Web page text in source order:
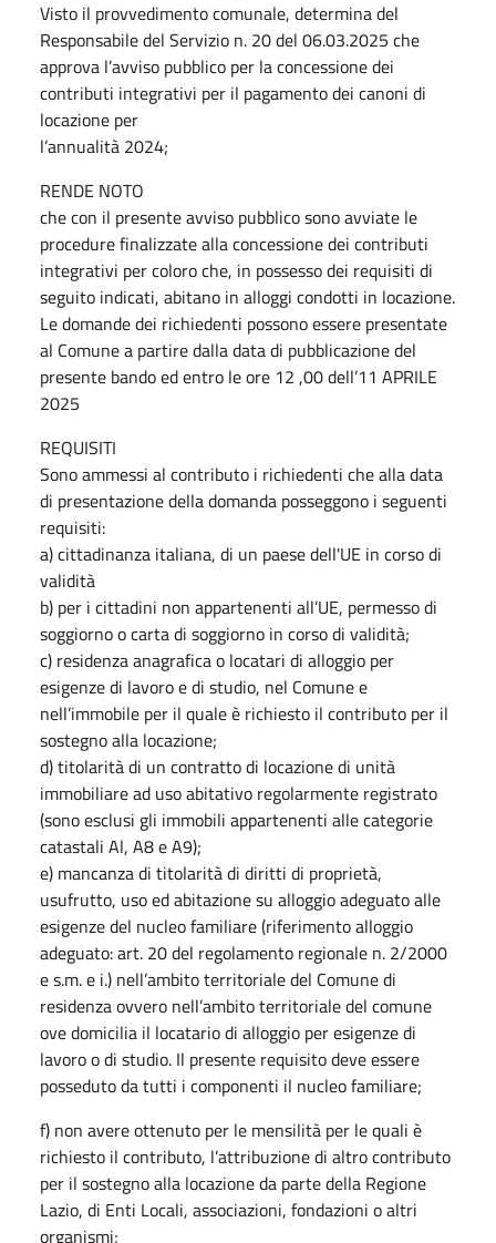
Visto il provvedimento comunale, determina del
Responsabile del Servizio n. 20 del 06.03.2025 che
approva l’avviso pubblico per la concessione dei
contributi integrativi per il pagamento dei canoni di
locazione per
l’annualità 2024;
RENDE NOTO
che con il presente avviso pubblico sono avviate le
procedure finalizzate alla concessione dei contributi
integrativi per coloro che, in possesso dei requisiti di
seguito indicati, abitano in alloggi condotti in locazione.
Le domande dei richiedenti possono essere presentate
al Comune a partire dalla data di pubblicazione del
presente bando ed entro le ore 12 ,00 dell’11 APRILE
2025
REQUISITI
Sono ammessi al contributo i richiedenti che alla data
di presentazione della domanda posseggono i seguenti
requisiti:
a) cittadinanza italiana, di un paese dell'UE in corso di
validità
b) per i cittadini non appartenenti all’UE, permesso di
soggiorno o carta di soggiorno in corso di validità;
c) residenza anagrafica o locatari di alloggio per
esigenze di lavoro e di studio, nel Comune e
nell’immobile per il quale è richiesto il contributo per il
sostegno alla locazione;
d) titolarità di un contratto di locazione di unità
immobiliare ad uso abitativo regolarmente registrato
(sono esclusi gli immobili appartenenti alle categorie
catastali Al, A8 e A9);
e) mancanza di titolarità di diritti di proprietà,
usufrutto, uso ed abitazione su alloggio adeguato alle
esigenze del nucleo familiare (riferimento alloggio
adeguato: art. 20 del regolamento regionale n. 2/2000
e s.m. e i.) nell’ambito territoriale del Comune di
residenza ovvero nell’ambito territoriale del comune
ove domicilia il locatario di alloggio per esigenze di
lavoro o di studio. Il presente requisito deve essere
posseduto da tutti i componenti il nucleo familiare;
f) non avere ottenuto per le mensilità per le quali è
richiesto il contributo, l’attribuzione di altro contributo
per il sostegno alla locazione da parte della Regione
Lazio, di Enti Locali, associazioni, fondazioni o altri
organismi;